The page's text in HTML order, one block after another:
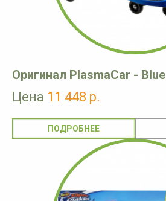
Оригинал PlasmaCar - Blue
Цена 11 448 р.
ПОДРОБНЕЕ